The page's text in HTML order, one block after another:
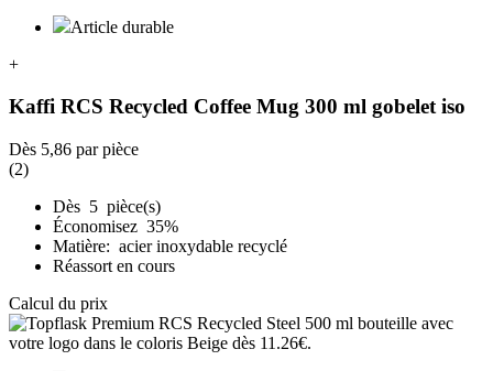
Article durable
+
Kaffi RCS Recycled Coffee Mug 300 ml gobelet iso
Dès 5,86 par pièce
(2)
Dès 5 pièce(s)
Économisez 35%
Matière: acier inoxydable recyclé
Réassort en cours
Calcul du prix